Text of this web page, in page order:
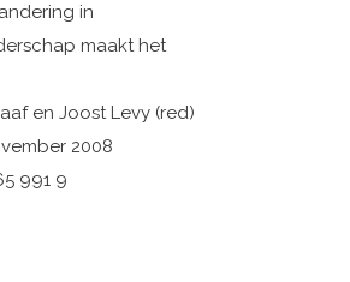
in
maakt het
en Joost Levy (red)
2008
991 9